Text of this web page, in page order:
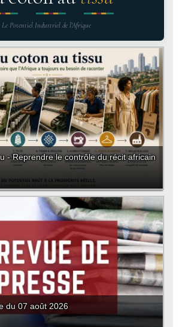
Le Potentiel Industriel de l'Afrique
- Reprendre le contrôle du récit africain
du 07 août 2026